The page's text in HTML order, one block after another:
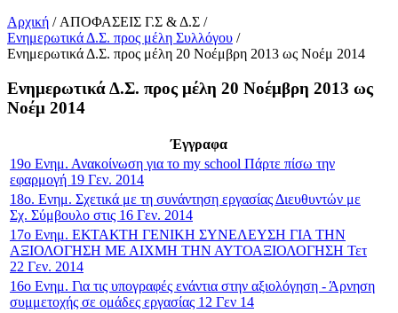
Αρχική / ΑΠΟΦΑΣΕΙΣ Γ.Σ & Δ.Σ /
Ενημερωτικά Δ.Σ. προς μέλη Συλλόγου /
Ενημερωτικά Δ.Σ. προς μέλη 20 Νοέμβρη 2013 ως Νοέμ 2014
Ενημερωτικά Δ.Σ. προς μέλη 20 Νοέμβρη 2013 ως
Νοέμ 2014
Έγγραφα
19ο Ενημ. Ανακοίνωση για το my school Πάρτε πίσω την
εφαρμογή 19 Γεν. 2014
18ο. Ενημ. Σχετικά με τη συνάντηση εργασίας Διευθυντών με
Σχ. Σύμβουλο στις 16 Γεν. 2014
17ο Ενημ. ΕΚΤΑΚΤΗ ΓΕΝΙΚΗ ΣΥΝΕΛΕΥΣΗ ΓΙΑ ΤΗΝ
ΑΞΙΟΛΟΓΗΣΗ ΜΕ ΑΙΧΜΗ ΤΗΝ ΑΥΤΟΑΞΙΟΛΟΓΗΣΗ Τετ
22 Γεν. 2014
16ο Ενημ. Για τις υπογραφές ενάντια στην αξιολόγηση - Άρνηση
συμμετοχής σε ομάδες εργασίας 12 Γεν 14